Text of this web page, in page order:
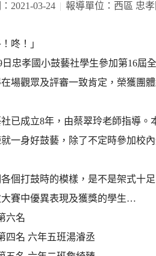
2021-03-24 報導單位： 西區 忠
咚！」
日忠孝國小鼓藝社學生參加第16屆
場觀眾及評審一致肯定，榮獲團體
已成立8年，由蔡翠玲老師指導
一身好鼓藝，除了不定時參加校
個打鼓時的模樣，是不是架式十足
賽中優異表現及獲獎的學生…
六名
四名 六年五班湯濬丞